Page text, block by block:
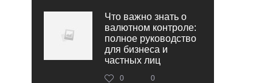
Что важно знать о
валютном контроле:
полное руководство
для бизнеса и
частных лиц
0 0